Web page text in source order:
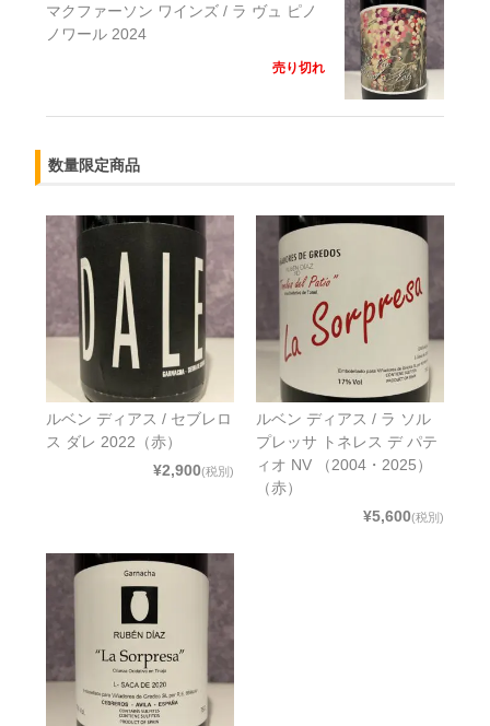
マクファーソン ワインズ / ラ ヴュ ピノ
ノワール 2024
売り切れ
数量限定商品
ルベン ディアス / セブレロ
ス ダレ 2022（赤）
¥2,900(税別)
ルベン ディアス / ラ ソル
プレッサ トネレス デ パテ
ィオ NV （2004・2025）
（赤）
¥5,600(税別)